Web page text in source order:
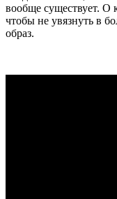
вообще существует. О
чтобы не увязнуть в
образ.